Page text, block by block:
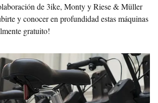
de 3ike, Monty y Riese & Müller
y conocer en profundidad estas máquinas
gratuito!